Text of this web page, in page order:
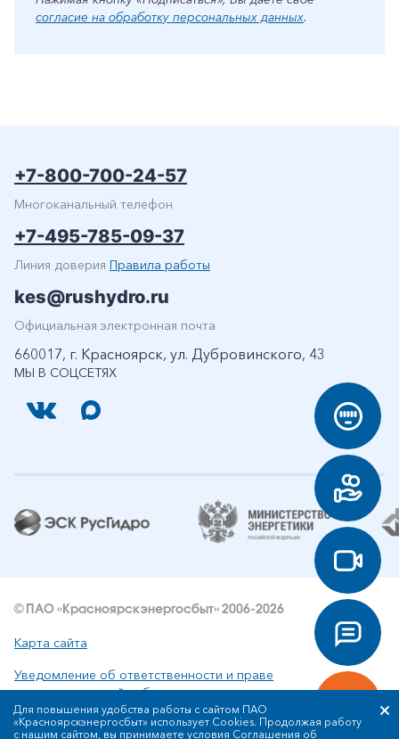
согласие на обработку персональных данных.
МЫ В СОЦСЕТЯХ
+7-800-700-24-57
Многоканальный телефон
+7-495-785-09-37
Линия доверия Правила работы
kes@rushydro.ru
Официальная электронная почта
660017, г. Красноярск, ул. Дубровинского, 43
© ПАО «Красноярскэнергосбыт» 2006-2026
Карта сайта
Уведомление об ответственности и праве
интеллектуальной собственности
Политика ПАО «Красноярскэнергосбыт» в отношении
Для повышения удобства работы с сайтом ПАО
«Красноярскэнергосбыт» использует Cookies. Продолжая работу
с нашим сайтом, вы принимаете условия Соглашения об